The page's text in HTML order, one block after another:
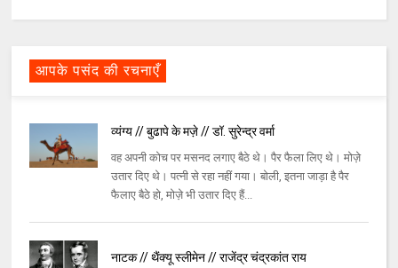
आपके पसंद की रचनाएँ
व्यंग्य // बुढापे के मज़े // डॉ. सुरेन्द्र वर्मा
वह अपनी कोच पर मसनद लगाए बैठे थे। पैर फैला लिए थे। मोज़े
उतार दिए थे। पत्नी से रहा नहीं गया। बोली, इतना जाड़ा है पैर
फैलाए बैठे हो, मोज़े भी उतार दिए हैं...
नाटक // थैंक्यू स्लीमेन // राजेंद्र चंद्रकांत राय